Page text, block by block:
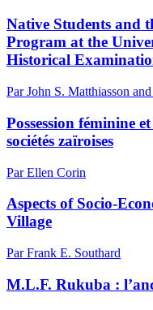
Native Students and
Program at the
Historical
Par John S. Matthiasson
Possession féminine
sociétés zaïroises
Par Ellen Corin
Aspects of Socio-
Village
Par Frank E. Southard
M.L.F. Rukuba :